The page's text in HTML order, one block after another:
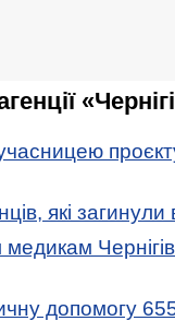
які загинули
допомогу